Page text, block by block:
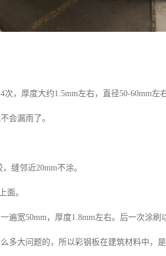
，厚度大约1.5mm左右，直径50-60mm
会漏雨了。
缝邻近20mm不涂。
面。
宽50mm，厚度1.8mm左右。后一次涂刷
多大问题的，所以彩钢板在建筑材料中，是